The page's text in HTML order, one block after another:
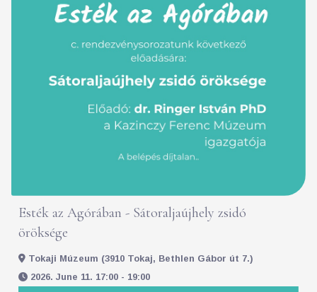
Esték az Agórában - Sátoraljaújhely zsidó
öröksége
Tokaji Múzeum (3910 Tokaj, Bethlen Gábor út 7.)
2026. June 11. 17:00 - 19:00